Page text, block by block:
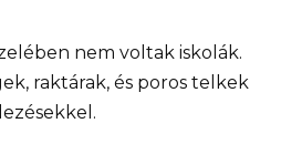
nem voltak iskolák.
raktárak, és poros telkek